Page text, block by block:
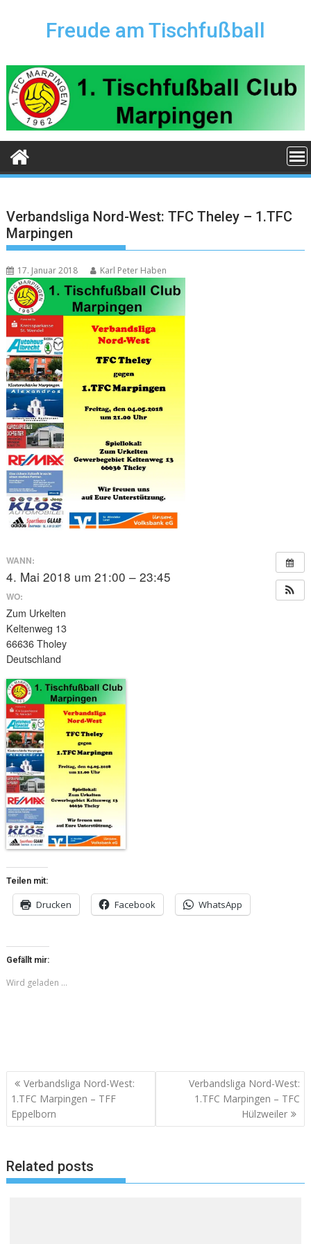
Freude am Tischfußball
Verbandsliga Nord-West: TFC Theley – 1.TFC
Marpingen
17. Januar 2018 Karl Peter Haben
WANN:
4. Mai 2018 um 21:00 – 23:45
WO:
Zum Urkelten
Keltenweg 13
66636 Tholey
Deutschland
Teilen mit:
Drucken Facebook WhatsApp
Gefällt mir:
Wird geladen …
Beitragsnavigation
Verbandsliga Nord-West:
1.TFC Marpingen – TFF
Eppelborn
Verbandsliga Nord-West:
1.TFC Marpingen – TFC
Hülzweiler
Related posts